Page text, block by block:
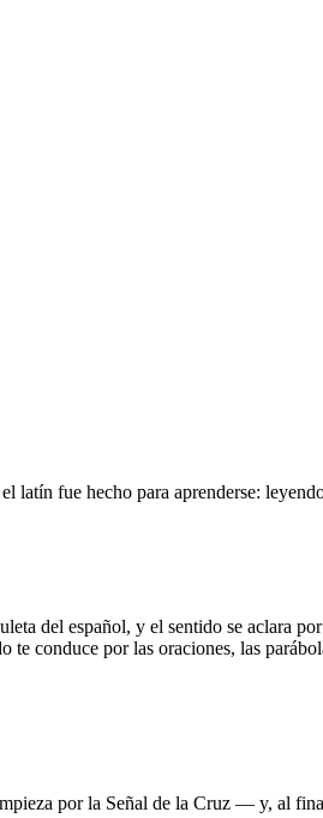
latín fue hecho para aprenderse:
del español, y el sentido se aclara
conduce por las oraciones, las
por la Señal de la Cruz — y, al